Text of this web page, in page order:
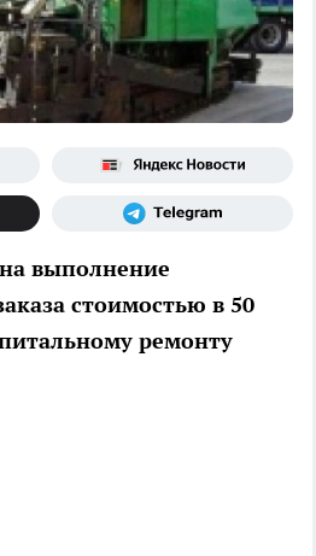
выполнение
стоимостью в 50
ремонту